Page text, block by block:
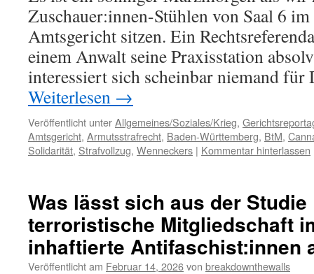
Zuschauer:innen-Stühlen von Saal 6
Amtsgericht sitzen. Ein
einem Anwalt seine Praxisstation
interessiert sich scheinbar niemand
Weiterlesen →
Veröffentlicht unterAllgemeines/Soziales/Krieg,
Amtsgericht, Armutsstrafrecht, Baden-Württemberg, BtM,
Solidarität, Strafvollzug, Wenneckers | Kommentar hinterlassen
Was lässt sich aus der
terroristische Mitgliedschaft
inhaftierte Antifaschist:innen
Veröffentlicht am Februar 14, 2026von breakdownthewalls